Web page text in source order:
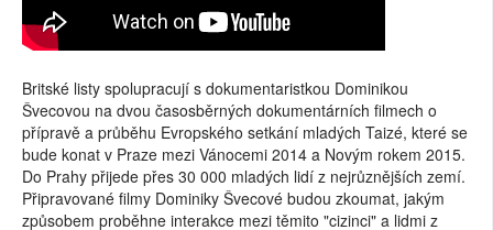
Britské listy spolupracují s dokumentaristkou Dominikou
Švecovou na dvou časosběrných dokumentárních filmech o
přípravě a průběhu Evropského setkání mladých Taizé, které se
bude konat v Praze mezi Vánocemi 2014 a Novým rokem 2015.
Do Prahy přijede přes 30 000 mladých lidí z nejrůznějších zemí.
Připravované filmy Dominiky Švecové budou zkoumat, jakým
způsobem proběhne interakce mezi těmito "cizinci" a lidmi z